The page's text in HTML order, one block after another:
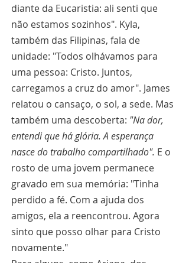
diante da Eucaristia: ali senti que
não estamos sozinhos". Kyla,
também das Filipinas, fala de
unidade: "Todos olhávamos para
uma pessoa: Cristo. Juntos,
carregamos a cruz do amor". James
relatou o cansaço, o sol, a sede. Mas
também uma descoberta: "Na dor,
entendi que há glória. A esperança
nasce do trabalho compartilhado". E o
rosto de uma jovem permanece
gravado em sua memória: "Tinha
perdido a fé. Com a ajuda dos
amigos, ela a reencontrou. Agora
sinto que posso olhar para Cristo
novamente."